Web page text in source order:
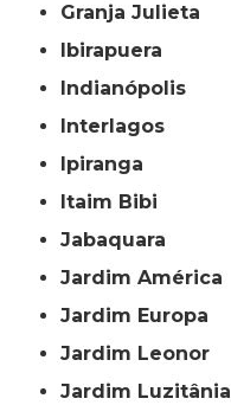
Granja Julieta
Ibirapuera
Indianópolis
Interlagos
Ipiranga
Itaim Bibi
Jabaquara
Jardim América
Jardim Europa
Jardim Leonor
Jardim Luzitânia